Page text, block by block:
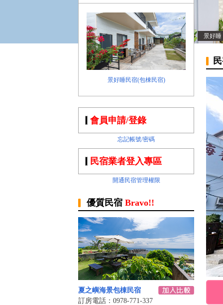
景好睡民宿(包棟民宿)
景好睡
會員申請/登錄
忘記帳號/密碼
民宿業者登入專區
開通民宿管理權限
優質民宿 Bravo!!
夏之嶼海景包棟民宿
訂房電話：0978-771-337